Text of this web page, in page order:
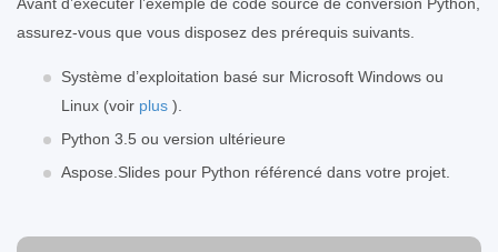
assurez-vous que vous disposez des prérequis suivants.
Système d’exploitation basé sur Microsoft Windows ou
Linux (voir plus ).
Python 3.5 ou version ultérieure
Aspose.Slides pour Python référencé dans votre projet.